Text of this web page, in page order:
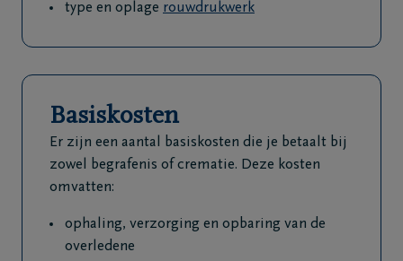
type en oplage rouwdrukwerk
Basiskosten
Er zijn een aantal basiskosten die je betaalt bij
zowel begrafenis of crematie. Deze kosten
omvatten:
ophaling, verzorging en opbaring van de
overledene